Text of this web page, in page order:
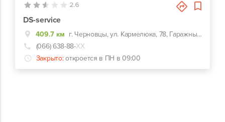
2.6
DS-service
409.7 км
г. Черновцы, ул. Кармелюка, 78, Гаражный кооператив напротив грузового въезда на Кирпичный завод Черновцы
(066) 638-88-ХХ
Закрыто: откроется в ПН в 09:00